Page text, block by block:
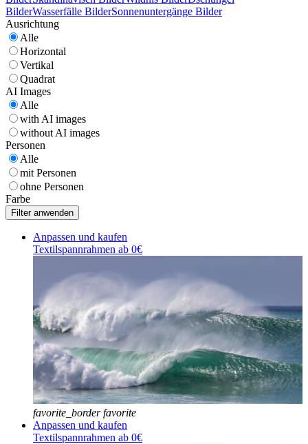
BilderWasserfälle BilderSonnenuntergänge Bilder
Ausrichtung
Alle
Horizontal
Vertikal
Quadrat
AI Images
Alle
with AI images
without AI images
Personen
Alle
mit Personen
ohne Personen
Farbe
Anpassen und kaufen
Textilspannrahmen ab 0€
favorite_border favorite
Anpassen und kaufen
Textilspannrahmen ab 0€